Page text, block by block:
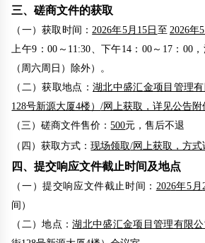
三、磋商文件的获取
（一）获取时间：2026年5月15日 至 2026年
上午9：00～11:30、下午14：00～17：00
（周六周日）除外）。
（二）获取地点：湖北中盛汇金项目管理
128号新源大厦4楼）/网上获取，详见公告附
（三）磋商文件售价：500元 ，售后不退
（四）获取方式：现场领取/网上获取，方
四、提交响应文件截止时间及地点
（一）提交响应文件截止时间： 2026年5月
间）
（二）地点：湖北中盛汇金项目管理有限